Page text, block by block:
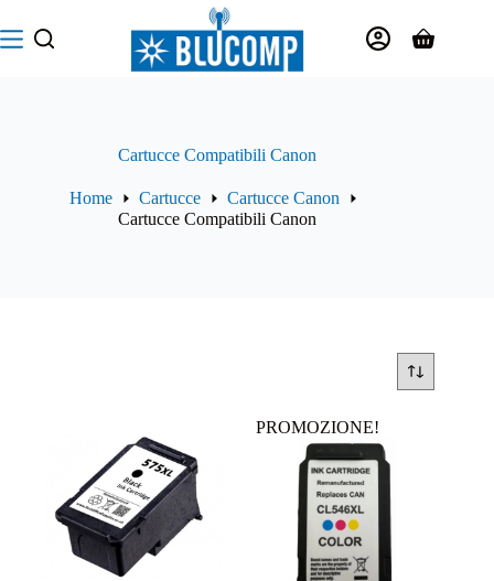
al
contenuto
Carrello
Cartucce Compatibili Canon
Home Cartucce
Cartucce Canon
Cartucce Compatibili Canon
PROMOZIONE!